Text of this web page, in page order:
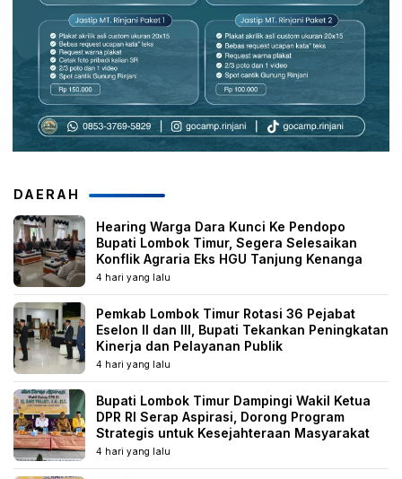
DAERAH
Hearing Warga Dara Kunci Ke Pendopo
Bupati Lombok Timur, Segera Selesaikan
Konflik Agraria Eks HGU Tanjung Kenanga
4 hari yang lalu
Pemkab Lombok Timur Rotasi 36 Pejabat
Eselon II dan III, Bupati Tekankan Peningkatan
Kinerja dan Pelayanan Publik
4 hari yang lalu
Bupati Lombok Timur Dampingi Wakil Ketua
DPR RI Serap Aspirasi, Dorong Program
Strategis untuk Kesejahteraan Masyarakat
4 hari yang lalu